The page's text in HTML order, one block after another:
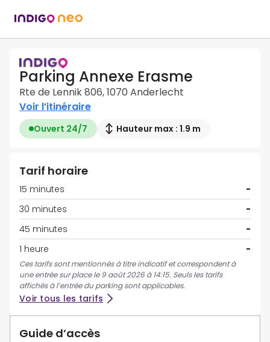
Parking Annexe Erasme
Rte de Lennik 806, 1070 Anderlecht
Voir l’itinéraire
Ouvert 24/7 Hauteur max : 1.9 m
Tarif horaire
15 minutes
-
30 minutes
-
45 minutes
-
1 heure
-
Ces tarifs sont mentionnés à titre indicatif et correspondent à
une entrée sur place le 9 août 2026 à 14:15. Seuls les tarifs
affichés à l’entrée du parking sont applicables.
Voir tous les tarifs
Guide d’accès